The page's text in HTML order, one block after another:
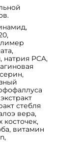
натрия PCA,
стебля
вера,
витамин